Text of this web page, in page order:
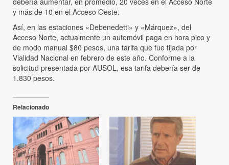
y más de 10 en el Acceso Oeste.
Así, en las estaciones «Debenedetti» y «Márquez», del
Acceso Norte, actualmente un automóvil paga en hora pico y
de modo manual $80 pesos, una tarifa que fue fijada por
Vialidad Nacional en febrero de este año. Conforme a la
solicitud presentada por AUSOL, esa tarifa debería ser de
1.830 pesos.
Relacionado